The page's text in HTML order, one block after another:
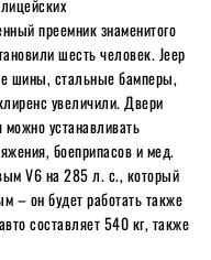
преемник знаменитого
шесть человек. Jeep
шины, стальные бамперы,
увеличили. Двери
устанавливать
боеприпасов и мед.
V6 на 285 л. с., который
– он будет работать также
составляет 540 кг, также